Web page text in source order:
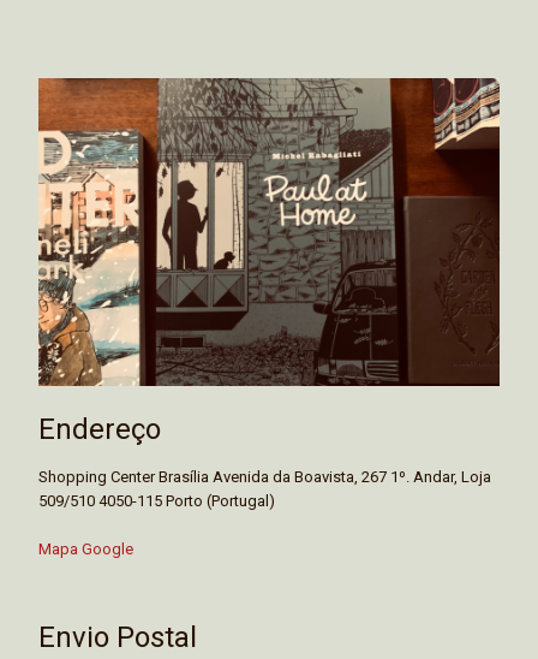
Endereço
Shopping Center Brasília Avenida da Boavista, 267 1º. Andar, Loja
509/510 4050-115 Porto (Portugal)
Mapa Google
Envio Postal